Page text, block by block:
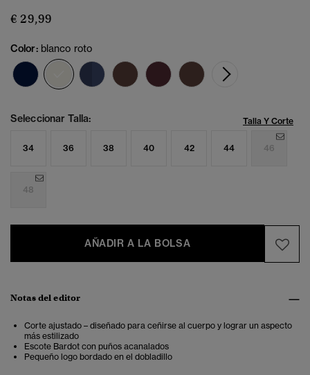
€ 29,99
Color: blanco roto
seleccionado
Seleccionar Talla: Talla Y Corte
34 36 38 40 42 44 46
48
AÑADIR A LA BOLSA
Notas del editor
Corte ajustado – diseñado para ceñirse al cuerpo y lograr un aspecto
más estilizado
Escote Bardot con puños acanalados
Pequeño logo bordado en el dobladillo